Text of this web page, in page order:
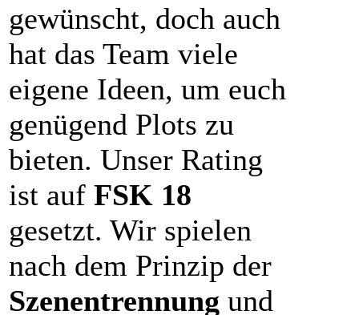
gewünscht, doch auch
hat das Team viele
eigene Ideen, um euch
genügend Plots zu
bieten. Unser Rating
ist auf FSK 18
gesetzt. Wir spielen
nach dem Prinzip der
Szenentrennung und